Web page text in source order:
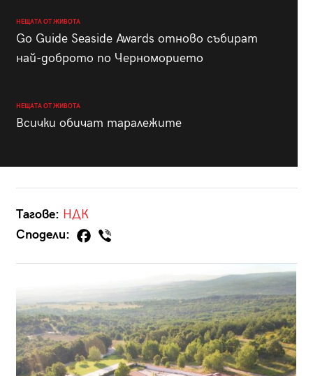
НЕЩАТА ОТ ЖИВОТА
Go Guide Seaside Awards отново събират
най-доброто по Черноморието
НЕЩАТА ОТ ЖИВОТА
Всички обичат таралежите
Тагове: НДК
Сподели: